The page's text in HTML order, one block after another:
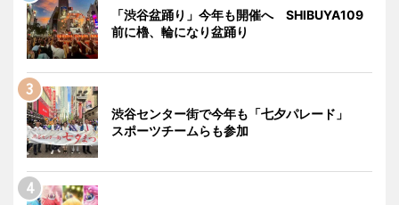
「渋谷盆踊り」今年も開催へ SHIBUYA109
前に櫓、輪になり盆踊り
渋谷センター街で今年も「七夕パレード」
スポーツチームらも参加